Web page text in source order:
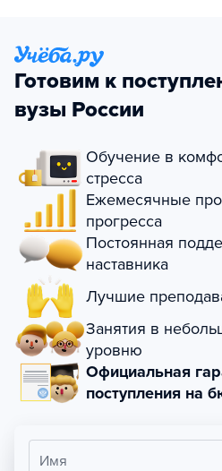
Готовим к
вузы России
Обучение в
стресса
Ежемесячные
прогресса
Постоянная
наставника
Лучшие
Занятия в
уровню
Официальная
поступления на
Имя